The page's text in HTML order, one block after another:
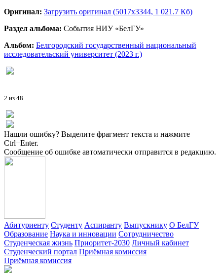
Оригинал: Загрузить оригинал (5017x3344, 1 021.7 Кб)
Раздел альбома: События НИУ «БелГУ»
Альбом: Белгородский государственный национальный
исследовательский университет (2023 г.)
2 из 48
Нашли ошибку? Выделите фрагмент текста и нажмите
Ctrl+Enter.
Сообщение об ошибке автоматически отправится в редакцию.
Абитуриенту Студенту Аспиранту Выпускнику О БелГУ
Образование Наука и инновации Сотрудничество
Студенческая жизнь Приоритет-2030 Личный кабинет
Студенческий портал Приёмная комиссия
Приёмная комиссия